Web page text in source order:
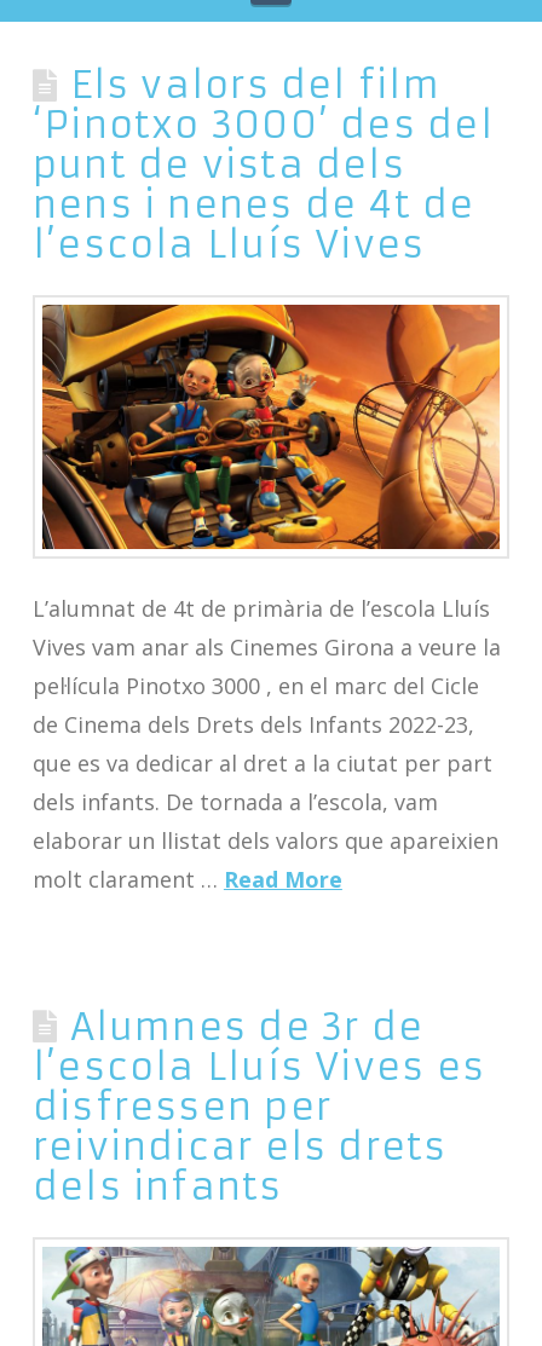
Els valors del film
‘Pinotxo 3000’ des del
punt de vista dels
nens i nenes de 4t de
l’escola Lluís Vives
L’alumnat de 4t de primària de l’escola Lluís
Vives vam anar als Cinemes Girona a veure la
pel·lícula Pinotxo 3000 , en el marc del Cicle
de Cinema dels Drets dels Infants 2022-23,
que es va dedicar al dret a la ciutat per part
dels infants. De tornada a l’escola, vam
elaborar un llistat dels valors que apareixien
molt clarament … Read More
Alumnes de 3r de
l’escola Lluís Vives es
disfressen per
reivindicar els drets
dels infants